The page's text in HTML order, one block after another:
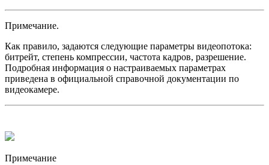
Примечание.
Как правило, задаются следующие параметры видеопотока:
битрейт, степень компрессии, частота кадров, разрешение.
Подробная информация о настраиваемых параметрах
приведена в официальной справочной документации по
видеокамере.
Примечание